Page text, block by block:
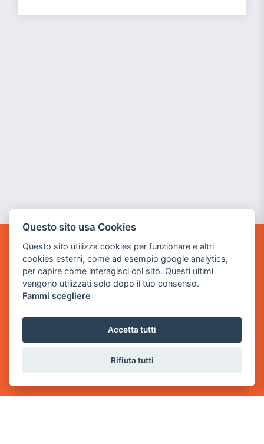
GAME WARP
BY POWER GAME SRL
Sede Legale
via Villaggio dei Platani, 3
Questo sito usa Cookies
Questo sito utilizza cookies per funzionare e altri
cookies esterni, come ad esempio google analytics,
per capire come interagisci col sito. Questi ultimi
vengono utilizzati solo dopo il tuo consenso.
Fammi scegliere
Accetta tutti
Rifiuta tutti